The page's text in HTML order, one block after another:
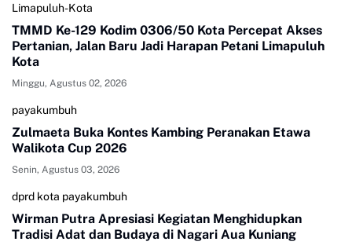
Limapuluh-Kota
TMMD Ke-129 Kodim 0306/50 Kota Percepat Akses
Pertanian, Jalan Baru Jadi Harapan Petani Limapuluh
Kota
Minggu, Agustus 02, 2026
payakumbuh
Zulmaeta Buka Kontes Kambing Peranakan Etawa
Walikota Cup 2026
Senin, Agustus 03, 2026
dprd kota payakumbuh
Wirman Putra Apresiasi Kegiatan Menghidupkan
Tradisi Adat dan Budaya di Nagari Aua Kuniang